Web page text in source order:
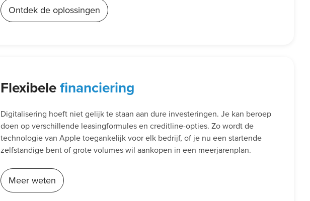
Ontdek de oplossingen
Flexibelefinanciering
Digitalisering hoeft niet gelijk te staan aan dure investeringen. Je kan beroep
doen op verschillende leasingformules en creditline-opties. Zo wordt de
technologie van Apple toegankelijk voor elk bedrijf, of je nu een startende
zelfstandige bent of grote volumes wil aankopen in een meerjarenplan.
Meer weten